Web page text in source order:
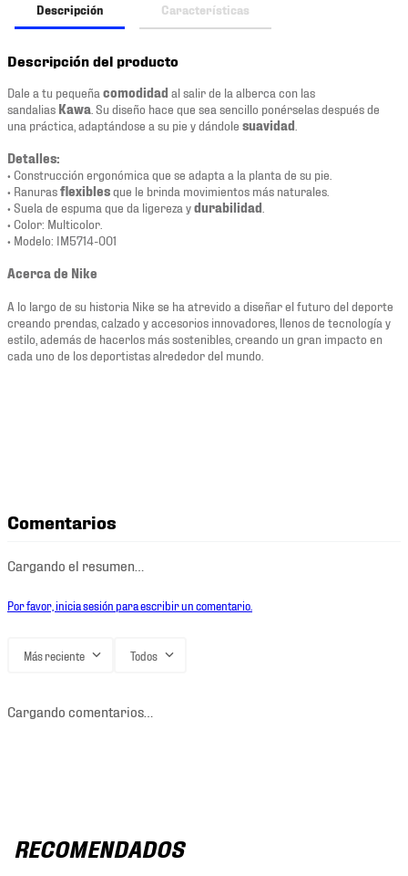
Descripción Características
Descripción del producto
Dale a tu pequeña comodidad al salir de la alberca con las
sandalias Kawa . Su diseño hace que sea sencillo ponérselas después de
una práctica, adaptándose a su pie y dándole suavidad
Detalles:
• Construcción ergonómica que se adapta a la planta de su pie.
• Ranurasflexiblesque le brinda movimientos más naturales.
• Suela de espuma que da ligereza ydurabilidad
• Color: Multicolor.
• Modelo: IM5714-001
Acerca de Nike
A lo largo de su historia Nike se ha atrevido a diseñar el futuro del deporte
creando prendas, calzado y accesorios innovadores, llenos de tecnología y
estilo, además de hacerlos más sostenibles, creando un gran impacto en
cada uno de los deportistas alrededor del mundo.
Comentarios
Cargando el resumen…
Por favor, inicia sesión para escribir un comentario.
Más reciente Todos
Cargando comentarios…
RECOMENDADOS